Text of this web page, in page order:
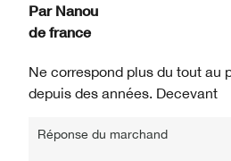
Par Nanou
de france
Ne correspond plus du tout au
depuis des années. Decevant
Réponse du marchand